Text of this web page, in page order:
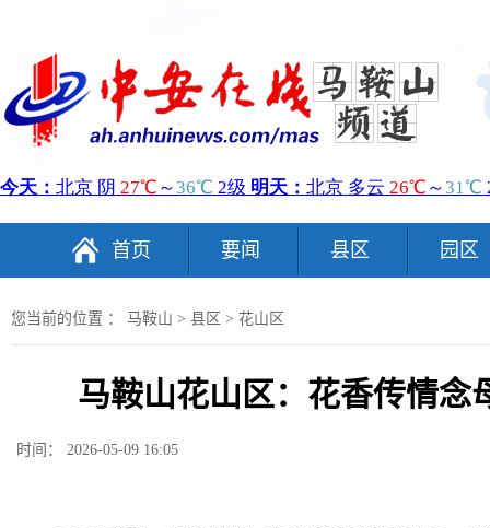
首页 要闻 县区 园区
您当前的位置 ： 马鞍山 > 县区 > 花山区
马鞍山花山区：花香传情念
时间： 2026-05-09 16:05